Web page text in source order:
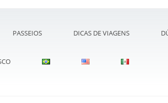
PASSEIOS DICAS DE VIAGENS